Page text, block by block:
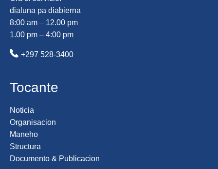
dialuna pa diabierna
8:00 am – 12.00 pm
1.00 pm – 4:00 pm
+297 528-3400
Tocante
Noticia
Organisacion
Maneho
Structura
Documento & Publicacion